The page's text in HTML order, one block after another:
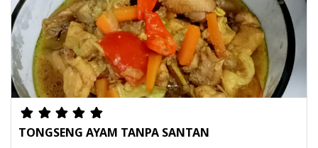
TONGSENG AYAM TANPA SANTAN